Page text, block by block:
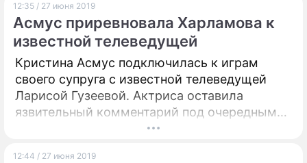
Ахеджакова, Дмитрий Бертман и другие.
Корреспондент "Дни.ру" присутствует на
панихиде.
12:35 / 27 июня 2019
Асмус приревновала Харламова к
известной телеведущей
Кристина Асмус подключилась к играм
своего супруга с известной телеведущей
Ларисой Гузеевой. Актриса оставила
язвительный комментарий под очередным
постом Гарика Харламова в Instagram.
12:44 / 27 июня 2019